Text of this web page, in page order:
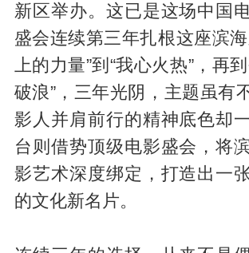
新区举办。这已是这场中国
盛会连续第三年扎根这座滨海
上的力量”到“我心火热”，再
破浪”，三年光阴，主题虽有
影人并肩前行的精神底色却
台则借势顶级电影盛会，将
影艺术深度绑定，打造出一
的文化新名片。